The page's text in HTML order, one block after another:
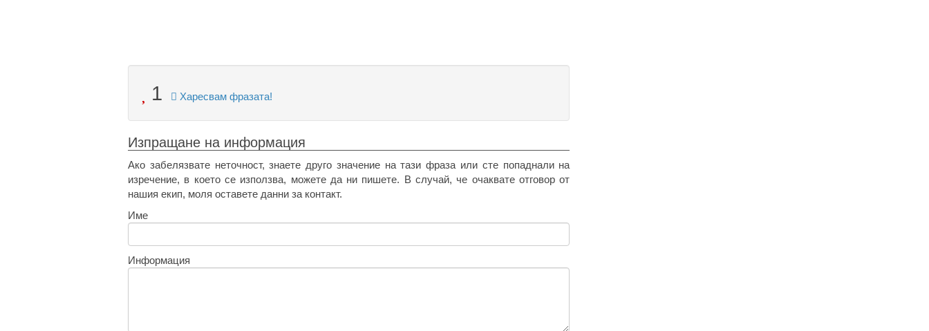
1 Харесвам фразата!
Изпращане на информация
Ако забелязвате неточност, знаете друго значение на тази фраза или сте попаднали на
изречение, в което се използва, можете да ни пишете. В случай, че очаквате отговор от
нашия екип, моля оставете данни за контакт.
Име
Информация